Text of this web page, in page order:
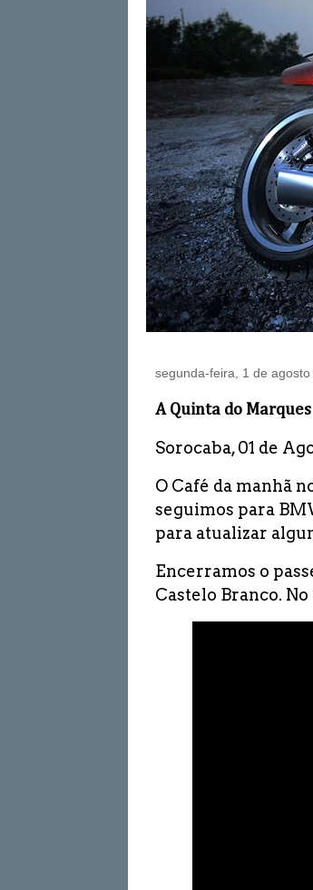
segunda-feira, 1 de agosto
A Quinta do Marques
Sorocaba, 01 de
O Café da manhã
seguimos para
para atualizar
Encerramos o
Castelo Branco.